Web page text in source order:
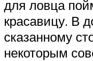
для ловца
красавицу. В
сказанному
некоторым